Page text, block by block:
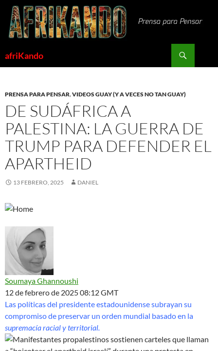
Saltar
contenido
afriKando
PRENSA PARA PENSAR,VIDEOS GUAY (Y A VECES NO TAN GUAY)
DE SUDÁFRICA A
PALESTINA: LA GUERRA DE
TRUMP PARA DEFENDER EL
APARTHEID
13 FEBRERO, 2025 DANIEL
Soumaya Ghannoushi
12 de febrero de 2025 08:12 GMT
Las políticas del presidente estadounidense subrayan su
compromiso de preservar un orden mundial basado en la
supremacía racial y territorial.